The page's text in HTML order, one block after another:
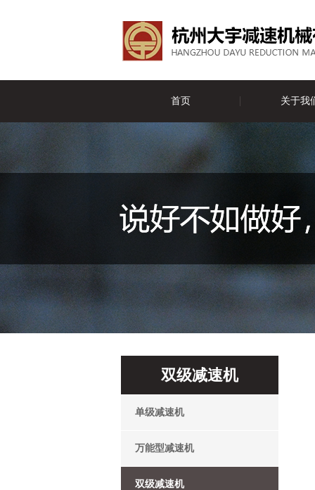
首页 关于我
双级减速机
单级减速机
万能型减速机
双级减速机